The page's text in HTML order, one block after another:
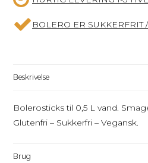
BOLERO ER SUKKERFRIT
Beskrivelse
Bolerosticks til 0,5 L vand.
Glutenfri – Sukkerfri – Vegansk.
Brug